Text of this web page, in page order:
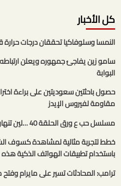
كل الأخبار
النمسا وسلوفاكيا تحققان درجات حرارة
سامو زين يفاجئ جمهوره ويعلن
البوابة
حصول باحثتين سعوديتين على براءة
مقاومة لفيروس الإيدز
مسلسل حب ع ورق الحلقة 40 …لين تنهار وتنكسر بسبب أوس | البوابة
باستخدام تطبيقات الهواتف الذكية هذه
ترامب: المحادثات تسير على مايرام